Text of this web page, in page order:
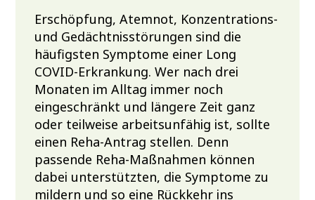
Erschöpfung, Atemnot, Konzentrations-
und Gedächtnisstörungen sind die
häufigsten Symptome einer Long
COVID-Erkrankung. Wer nach drei
Monaten im Alltag immer noch
eingeschränkt und längere Zeit ganz
oder teilweise arbeitsunfähig ist, sollte
einen Reha-Antrag stellen. Denn
passende Reha-Maßnahmen können
dabei unterstützten, die Symptome zu
mildern und so eine Rückkehr ins